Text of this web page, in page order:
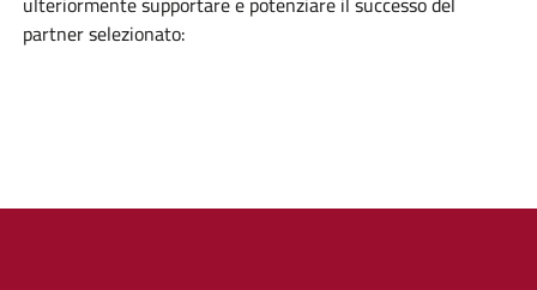
partner selezionato: